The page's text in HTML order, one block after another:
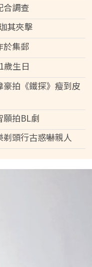
合調查
其夾擊
於集郵
歲生日
拍《鐵探》瘦到皮
願拍BL劇
頭行古惑嚇親人